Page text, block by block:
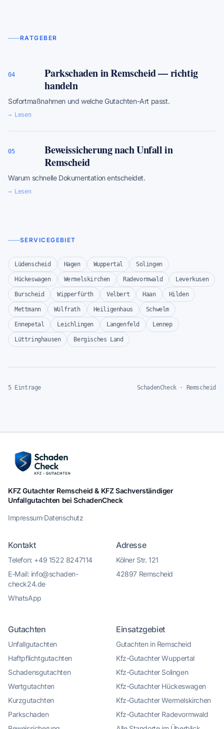
RATGEBER
04
Parkschaden in Remscheid — richtig
handeln
Sofortmaßnahmen und welche Gutachten-Art passt.
→ Lesen
05
Beweissicherung nach Unfall in
Remscheid
Warum schnelle Dokumentation entscheidet.
→ Lesen
SERVICEGEBIET
Lüdenscheid Hagen Wuppertal Solingen
Hückeswagen Wermelskirchen Radevormwald Leverkusen
Burscheid Wipperfürth Velbert Haan Hilden
Mettmann Wülfrath Heiligenhaus Schwelm
Ennepetal Leichlingen Langenfeld Lennep
Lüttringhausen Bergisches Land
5 Eintrage SchadenCheck · Remscheid
KFZ Gutachter Remscheid & KFZ Sachverständiger
Unfallgutachten bei SchadenCheck
Impressum·Datenschutz
Kontakt
Telefon: +49 1522 8247114
E-Mail: info@schaden-
check24.de
WhatsApp
Adresse
Kölner Str. 121
42897 Remscheid
Gutachten
Unfallgutachten
Haftpflichtgutachten
Schadensgutachten
Wertgutachten
Kurzgutachten
Parkschaden
Einsatzgebiet
Gutachten in Remscheid
Kfz-Gutachter Wuppertal
Kfz-Gutachter Solingen
Kfz-Gutachter Hückeswagen
Kfz-Gutachter Wermelskirchen
Kfz-Gutachter Radevormwald